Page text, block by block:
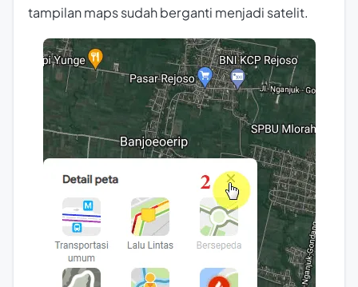
tampilan maps sudah berganti menjadi satelit.